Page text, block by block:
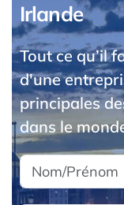
Irlande
Tout ce qu’il
d'une
principales
dans le